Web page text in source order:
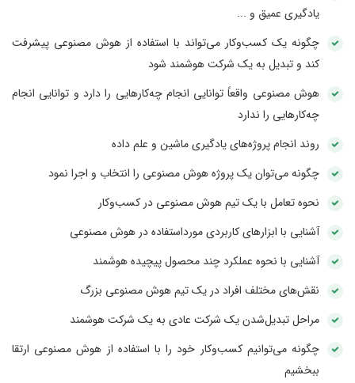
یادگیری عمیق و ...
چگونه یک کسب‌وکار می‌تواند با استفاده از هوش مصنوعی پیشرفت
کند و تبدیل به یک شرکت هوشمند شود
هوش مصنوعی واقعاً توانایی انجام چه‌کارهایی را دارد و توانایی انجام
چه‌کارهایی را ندارد
روند انجام پروژه‌های یادگیری ماشین و علم داده
چگونه می‌توان یک پروژه هوش مصنوعی را انتخاب و اجرا نمود
نحوه تعامل با یک تیم هوش مصنوعی در کسب‌وکار
آشنایی با ابزارهای کاربردی مورداستفاده در هوش مصنوعی
آشنایی با نحوه عملکرد چند محصول پیچیده هوشمند
نقش‌های مختلف افراد در یک تیم هوش مصنوعی بزرگ
مراحل تبدیل‌شدن یک شرکت عادی به یک شرکت هوشمند
چگونه می‌توانیم کسب‌وکار خود را با استفاده از هوش مصنوعی ارتقا
ببخشیم